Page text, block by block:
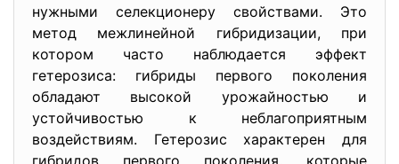
нужными селекционеру свойствами. Это
метод межлинейной гибридизации, при
котором часто наблюдается эффект
гетерозиса: гибриды первого поколения
обладают высокой урожайностью и
устойчивостью к неблагоприятным
воздействиям. Гетерозис характерен для
гибридов первого поколения, которые